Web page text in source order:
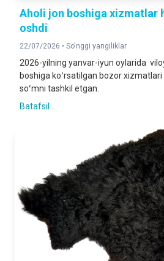
Aholi jon boshiga xizmatlar
oshdi
22/07/2026 • So'nggi yangiliklar
2026-yilning yanvar-iyun oylarida
boshiga koʻrsatilgan bozor
soʻmni tashkil etgan.
Batafsil ...